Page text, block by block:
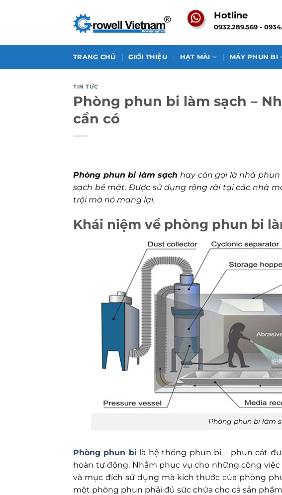
Hotline
0932.289.569 -
TRANG CHỦ GIỚI THIỆU HẠT MÀI MÁY PHUN BI
TIN TỨC
Phòng phun bi làm sạch –
cần có
Phòng phun bi làm sạch hay còn gọi là nhà
sạch bề mặt. Được sử dụng rộng rãi tại các nhà
trội mà nó mang lại.
Khái niệm về phòng phun bi
Phòng phun bi làm
Phòng phun bi là hệ thống phun bi – phun cát
hoàn tự động. Nhằm phục vụ cho những công
và mục đích sử dụng mà kích thước của phòng
một phòng phun phải đủ sức chứa cho cả sản